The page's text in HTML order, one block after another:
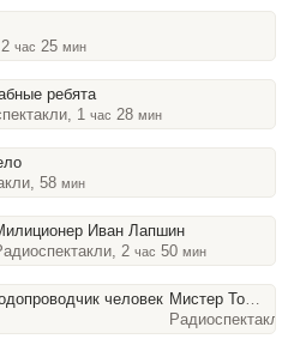
час 25 мин
ребята
1 час 28 мин
58 мин
Иван Лапшин
2 час 50 мин
Мистер Томас, кот и семь водопроводчик человек